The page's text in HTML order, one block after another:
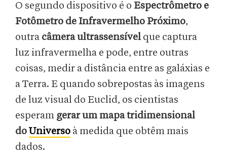
O segundo dispositivo é o Espectrômetro e
Fotômetro de Infravermelho Próximo,
outra câmera ultrassensível que captura
luz infravermelha e pode, entre outras
coisas, medir a distância entre as galáxias e
a Terra. E quando sobrepostas às imagens
de luz visual do Euclid, os cientistas
esperam gerar um mapa tridimensional
doUniverso à medida que obtêm mais
dados.